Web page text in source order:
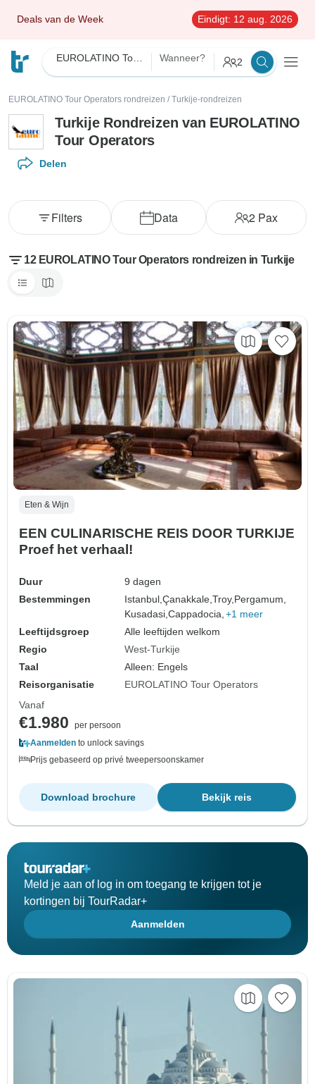
Deals van de Week Eindigt: 12 aug. 2026
Wanneer? 2
EUROLATINO Tour Operators rondreizen / Turkije-rondreizen
Turkije Rondreizen van EUROLATINO
Tour Operators
Delen
Data 2 Pax
Filters
12 EUROLATINO Tour Operators rondreizen in Turkije
Eten & Wijn
EEN CULINARISCHE REIS DOOR TURKIJE
Proef het verhaal!
Duur
9 dagen
Bestemmingen
Istanbul,Çanakkale,Troy, Pergamum,
Kusadasi,Cappadocia, +1 meer
Leeftijdsgroep
Alle leeftijden welkom
Regio
West-Turkije
Taal
Alleen: Engels
Reisorganisatie
EUROLATINO Tour Operators
Vanaf
€1.980
per persoon
Aanmelden to unlock savings
Prijs gebaseerd op privé tweepersoonskamer
Bekijk reis
Download brochure
Meld je aan of log in om toegang te krijgen tot je
kortingen bij TourRadar+
Aanmelden